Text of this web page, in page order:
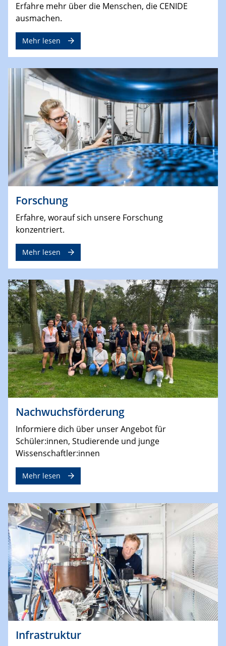
Erfahre mehr über die Menschen, die CENIDE
ausmachen.
Mehr lesen
Forschung
Erfahre, worauf sich unsere Forschung
konzentriert.
Mehr lesen
Nachwuchsförderung
Informiere dich über unser Angebot für
Schüler:innen, Studierende und junge
Wissenschaftler:innen
Mehr lesen
Infrastruktur